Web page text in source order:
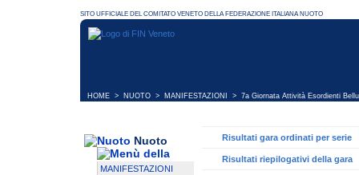
HOME > NUOTO > MANIFESTAZIONI > 7a Giornata Attività Esordienti
Nuoto
MANIFESTAZIONI
Risultati gara ordinati per serie
Risultati riepilogativi della gara